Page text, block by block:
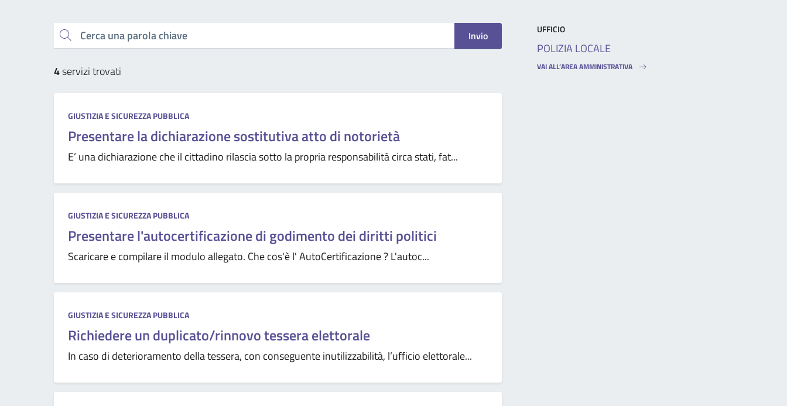
Cerca una parola chiave Invio
4servizi trovati
GIUSTIZIA E SICUREZZA PUBBLICA
Presentare la dichiarazione sostitutiva atto di notorietà
E’ una dichiarazione che il cittadino rilascia sotto la propria responsabilità circa stati, fat...
GIUSTIZIA E SICUREZZA PUBBLICA
Presentare l'autocertificazione di godimento dei diritti politici
Scaricare e compilare il modulo allegato. Che cos'è l' AutoCertificazione ? L'autoc...
GIUSTIZIA E SICUREZZA PUBBLICA
Richiedere un duplicato/rinnovo tessera elettorale
In caso di deterioramento della tessera, con conseguente inutilizzabilità, l’ufficio elettorale...
UFFICIO
POLIZIA LOCALE
VAI ALL’AREA AMMINISTRATIVA